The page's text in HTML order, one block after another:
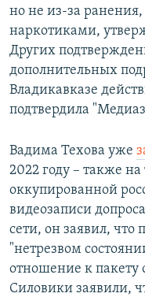
но не из-за
наркотиками,
Других
дополнительных
Владикавказе
подтвердила
Вадима Техова уже
2022 году – также
оккупированной
видеозаписи
сети, он заявил, что
"нетрезвом
отношение к пакету
Силовики заявили,